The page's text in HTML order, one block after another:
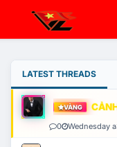
LATEST THREADS
VÀNG
0 Wednesday